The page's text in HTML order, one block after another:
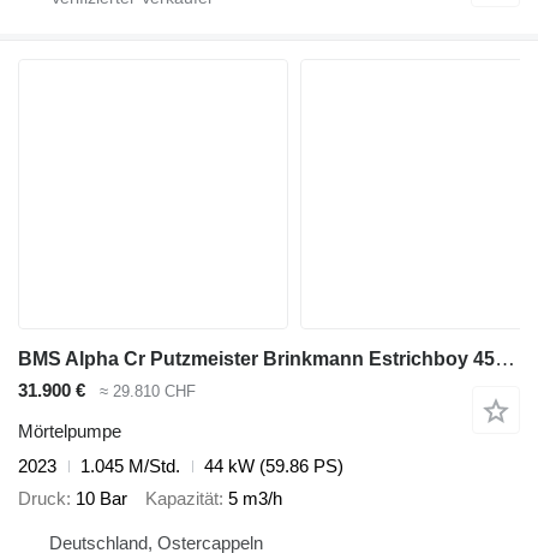
BMS Alpha Cr Putzmeister Brinkmann Estrichboy 450 740 Mixman GB
31.900 € ≈ 29.810 CHF
Mörtelpumpe
2023
1.045 M/Std.
44 kW (59.86 PS)
Druck 10 Bar Kapazität 5 m3/h
Deutschland, Ostercappeln